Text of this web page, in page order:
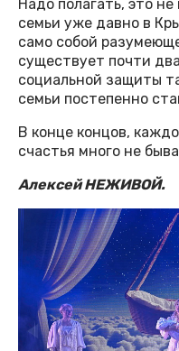
Надо полагать, это
семьи уже давно в
само собой
существует почти
социальной защиты
семьи постепенно
В конце концов,
счастья много не
Алексей НЕЖИВОЙ.